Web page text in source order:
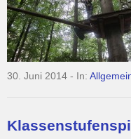
30. Juni 2014 - In: